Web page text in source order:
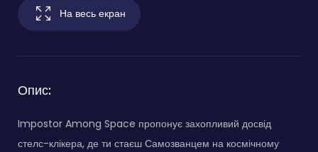
На весь екран
Опис:
Impostor Among Space пропонує захопливий досвід
стелс-клікера, де ти стаєш Самозванцем на космічному